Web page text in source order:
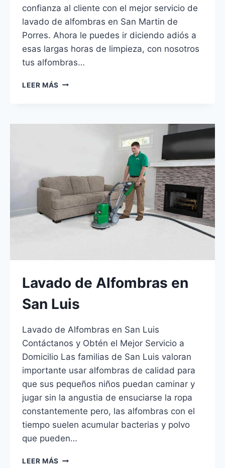
confianza al cliente con el mejor servicio de
lavado de alfombras en San Martin de
Porres. Ahora le puedes ir diciendo adiós a
esas largas horas de limpieza, con nosotros
tus alfombras…
LEER MÁS LAVADO
SAN
Lavado de Alfombras en
San Luis
Lavado de Alfombras en San Luis
Contáctanos y Obtén el Mejor Servicio a
Domicilio Las familias de San Luis valoran
importante usar alfombras de calidad para
que sus pequeños niños puedan caminar y
jugar sin la angustia de ensuciarse la ropa
constantemente pero, las alfombras con el
tiempo suelen acumular bacterias y polvo
que pueden…
LEER MÁS LAVADO